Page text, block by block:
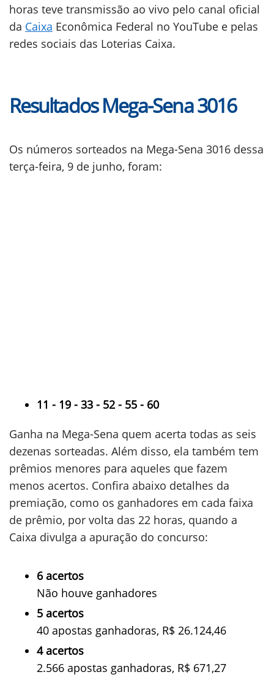
horas teve transmissão ao vivo pelo canal oficial
da Caixa Econômica Federal no YouTube e pelas
redes sociais das Loterias Caixa.
Resultados Mega-Sena 3016
Os números sorteados na Mega-Sena 3016 dessa
terça-feira, 9 de junho, foram:
11 - 19 - 33 - 52 - 55 - 60
Ganha na Mega-Sena quem acerta todas as seis
dezenas sorteadas. Além disso, ela também tem
prêmios menores para aqueles que fazem
menos acertos. Confira abaixo detalhes da
premiação, como os ganhadores em cada faixa
de prêmio, por volta das 22 horas, quando a
Caixa divulga a apuração do concurso:
6 acertos
Não houve ganhadores
5 acertos
40 apostas ganhadoras, R$ 26.124,46
4 acertos
2.566 apostas ganhadoras, R$ 671,27